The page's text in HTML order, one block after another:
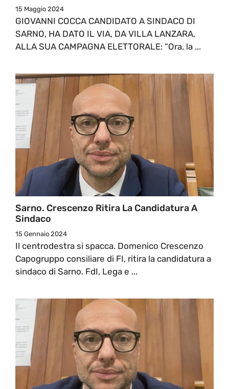
15 Maggio 2024
GIOVANNI COCCA CANDIDATO A SINDACO DI
SARNO, HA DATO IL VIA, DA VILLA LANZARA,
ALLA SUA CAMPAGNA ELETTORALE: “Ora, la ...
Sarno. Crescenzo Ritira La Candidatura A
Sindaco
15 Gennaio 2024
Il centrodestra si spacca. Domenico Crescenzo
Capogruppo consiliare di FI, ritira la candidatura a
sindaco di Sarno. FdI, Lega e ...